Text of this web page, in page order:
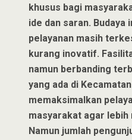
khusus bagi
ide dan saran. Budaya
pelayanan masih
kurang inovatif.
namun berbanding
yang ada di
memaksimalkan
masyarakat agar lebih
Namun jumlah